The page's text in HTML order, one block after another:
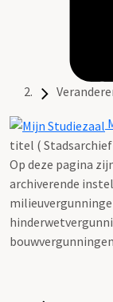
titel (
Op deze pagina
archiverende